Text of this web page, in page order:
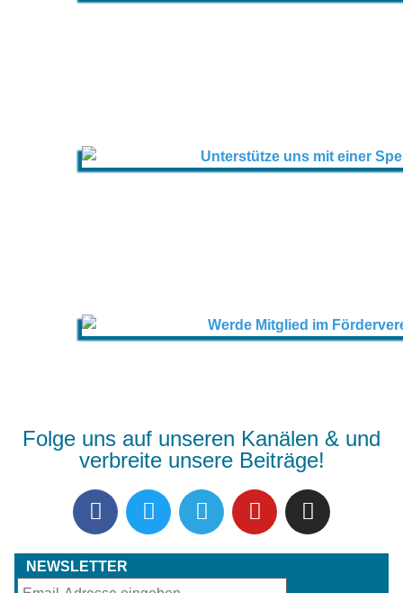
Folge uns auf unseren Kanälen & und
verbreite unsere Beiträge!
NEWSLETTER